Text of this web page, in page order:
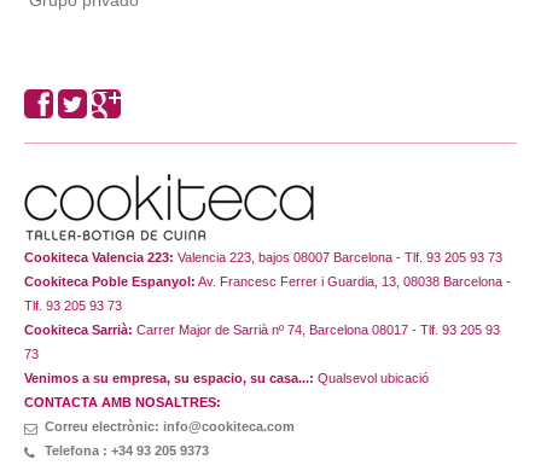
Cookiteca Valencia 223: Valencia 223, bajos 08007 Barcelona - Tlf. 93 205 93 73
Cookiteca Poble Espanyol: Av. Francesc Ferrer i Guardia, 13, 08038 Barcelona -
Tlf. 93 205 93 73
Cookiteca Sarrià: Carrer Major de Sarrià nº 74, Barcelona 08017 - Tlf. 93 205 93
73
Venimos a su empresa, su espacio, su casa...: Qualsevol ubicació
CONTACTA AMB NOSALTRES:
Correu electrònic: info@cookiteca.com
Telefona : +34 93 205 9373